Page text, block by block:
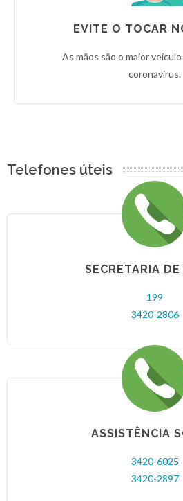
EVITE O TOCAR
As mãos são o maior
coronavírus.
Telefones úteis
SECRETARIA DE
199
3420-2806
ASSISTÊNCIA
3420-6025
3420-2897